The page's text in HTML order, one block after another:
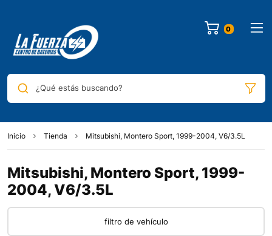
¿Qué estás buscando?
Inicio Tienda Mitsubishi, Montero Sport, 1999-2004, V6/3.5L
Mitsubishi, Montero Sport, 1999-
2004, V6/3.5L
filtro de vehículo